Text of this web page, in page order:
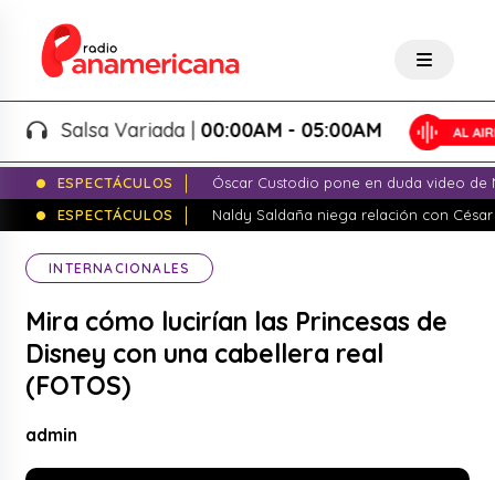
Salsa Variada |00:00AM - 05:00AM
ESPECTÁCULOS
Óscar Custodio pone en duda video de
ESPECTÁCULOS
Naldy Saldaña niega relación con
INTERNACIONALES
Mira cómo lucirían las Princesas de
Disney con una cabellera real
(FOTOS)
admin